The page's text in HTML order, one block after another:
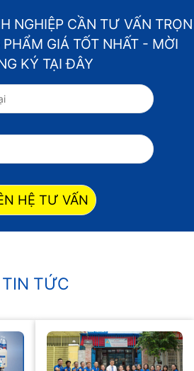
NGHIỆP CẦN TƯ VẤN TRỌN
GIÁ TỐT NHẤT - MỜI
KÝ TẠI ĐÂY
HỆ TƯ VẤN
TIN TỨC